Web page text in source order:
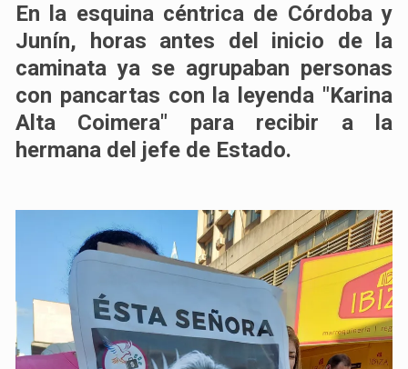
En la esquina céntrica de Córdoba y
Junín, horas antes del inicio de la
caminata ya se agrupaban personas
con pancartas con la leyenda "Karina
Alta Coimera" para recibir a la
hermana del jefe de Estado.